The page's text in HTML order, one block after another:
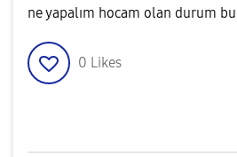
ne yapalım hocam olan durum bu
0 Likes